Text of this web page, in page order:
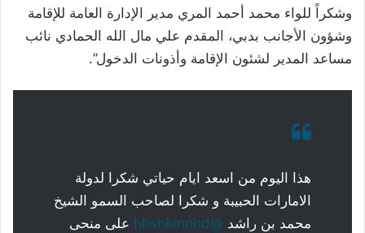
وشكراً للواء محمد أحمد المري مدير الإدارة العامة للإقامة
وشؤون الأجانب بدبي، المقدم علي مال الله الحمادي نائب
مساعد المدير لشئون الإقامة وأذونات الدخول”.
هذا اليوم من اسعد ايام حياتي شكرا لدولة
الامارات الحبيبة و شكرا لصاحب السمو الشيخ
محمد بن راشد @hhshkmohd
على منحى